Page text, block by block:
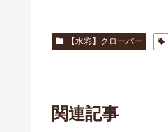
【水彩】クローバー
関連記事